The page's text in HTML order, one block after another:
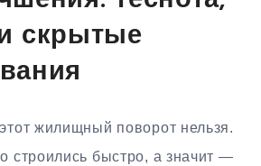
скрытые
жилищный поворот нельзя.
строились быстро, а значит —